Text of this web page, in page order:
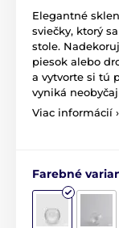
Elegantné
sviečky, ktorý
stole.
piesok alebo
a vytvorte si tú
vyniká
Viac informácií ›
Farebné